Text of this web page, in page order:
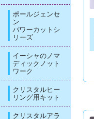
ポールジェンセ
ン
パワーカットシ
リーズ
イーシャのノマ
ディックノット
ワーク
クリスタルヒー
リング用キット
クリスタルアラ